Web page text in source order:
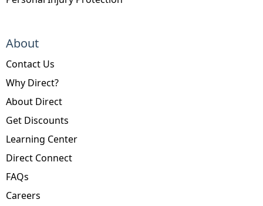
About
Contact Us
Why Direct?
About Direct
Get Discounts
Learning Center
Direct Connect
FAQs
Careers